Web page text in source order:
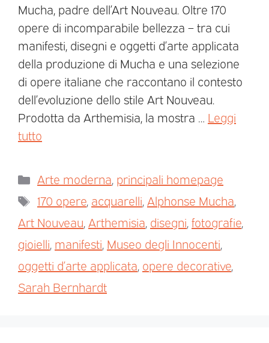
Mucha, padre dell’Art Nouveau. Oltre 170
opere di incomparabile bellezza – tra cui
manifesti, disegni e oggetti d’arte applicata
della produzione di Mucha e una selezione
di opere italiane che raccontano il contesto
dell’evoluzione dello stile Art Nouveau.
Prodotta da Arthemisia, la mostra … Leggi
tutto
Arte moderna, principali homepage
170 opere, acquarelli, Alphonse Mucha,
Art Nouveau, Arthemisia, disegni,fotografie,
gioielli, manifesti, Museo degli Innocenti,
oggetti d’arte applicata, opere decorative,
Sarah Bernhardt